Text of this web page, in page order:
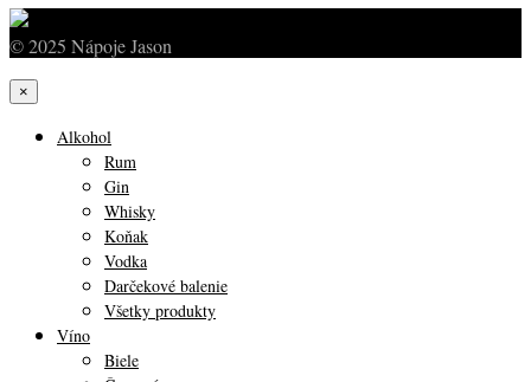
© 2025 Nápoje Jason
×
Alkohol
Rum
Gin
Whisky
Koňak
Vodka
Darčekové balenie
Všetky produkty
Víno
Biele